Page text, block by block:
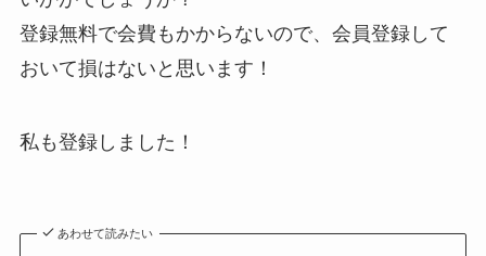
登録無料で会費もかからないので、会員登録して
おいて損はないと思います！
私も登録しました！
あわせて読みたい